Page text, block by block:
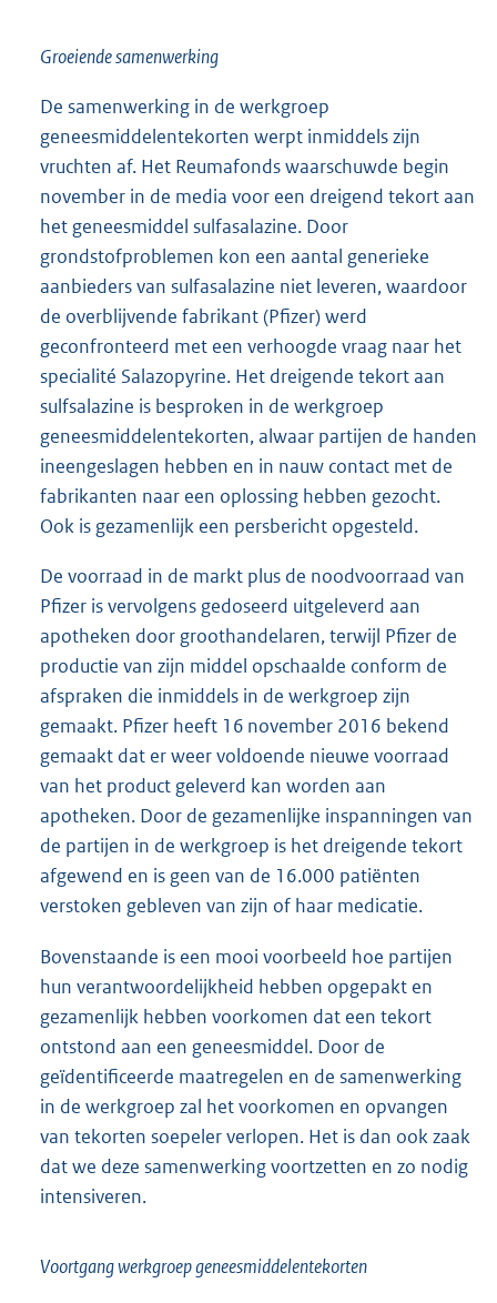
Groeiende samenwerking
De samenwerking in de werkgroep
geneesmiddelentekorten werpt inmiddels zijn
vruchten af. Het Reumafonds waarschuwde begin
november in de media voor een dreigend tekort aan
het geneesmiddel sulfasalazine. Door
grondstofproblemen kon een aantal generieke
aanbieders van sulfasalazine niet leveren, waardoor
de overblijvende fabrikant (Pfizer) werd
geconfronteerd met een verhoogde vraag naar het
specialité Salazopyrine. Het dreigende tekort aan
sulfsalazine is besproken in de werkgroep
geneesmiddelentekorten, alwaar partijen de handen
ineengeslagen hebben en in nauw contact met de
fabrikanten naar een oplossing hebben gezocht.
Ook is gezamenlijk een persbericht opgesteld.
De voorraad in de markt plus de noodvoorraad van
Pfizer is vervolgens gedoseerd uitgeleverd aan
apotheken door groothandelaren, terwijl Pfizer de
productie van zijn middel opschaalde conform de
afspraken die inmiddels in de werkgroep zijn
gemaakt. Pfizer heeft 16 november 2016 bekend
gemaakt dat er weer voldoende nieuwe voorraad
van het product geleverd kan worden aan
apotheken. Door de gezamenlijke inspanningen van
de partijen in de werkgroep is het dreigende tekort
afgewend en is geen van de 16.000 patiënten
verstoken gebleven van zijn of haar medicatie.
Bovenstaande is een mooi voorbeeld hoe partijen
hun verantwoordelijkheid hebben opgepakt en
gezamenlijk hebben voorkomen dat een tekort
ontstond aan een geneesmiddel. Door de
geïdentificeerde maatregelen en de samenwerking
in de werkgroep zal het voorkomen en opvangen
van tekorten soepeler verlopen. Het is dan ook zaak
dat we deze samenwerking voortzetten en zo nodig
intensiveren.
Voortgang werkgroep geneesmiddelentekorten